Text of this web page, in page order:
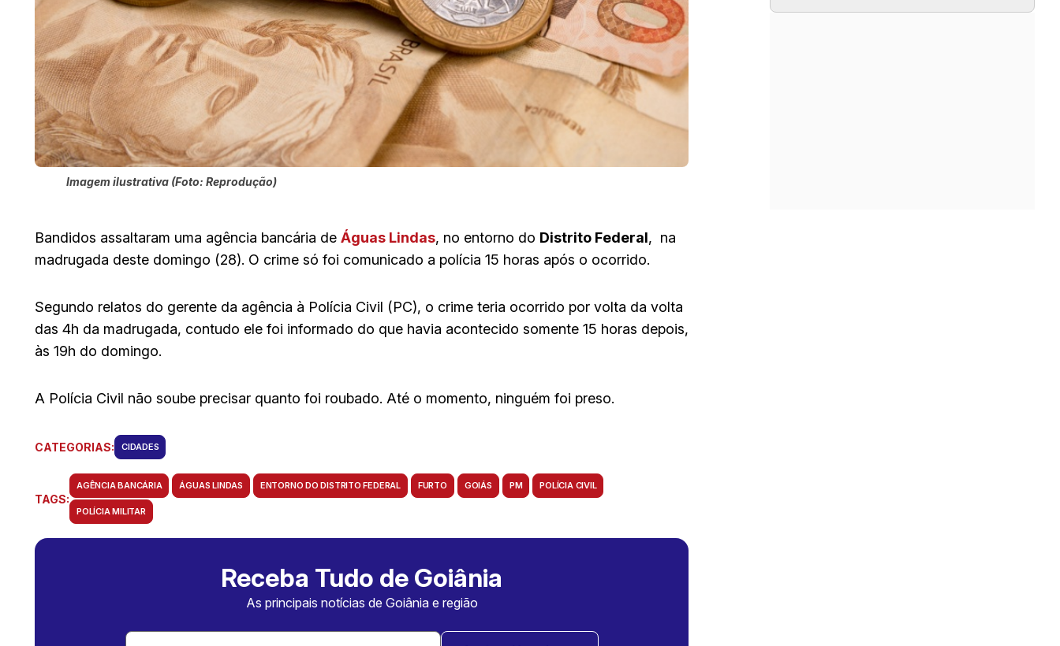
Imagem ilustrativa (Foto: Reprodução)
Bandidos assaltaram uma agência bancária de Águas Lindas, no entorno do Distrito Federal, na
madrugada deste domingo (28). O crime só foi comunicado a polícia 15 horas após o ocorrido.
Segundo relatos do gerente da agência à Polícia Civil (PC), o crime teria ocorrido por volta da volta
das 4h da madrugada, contudo ele foi informado do que havia acontecido somente 15 horas depois,
às 19h do domingo.
A Polícia Civil não soube precisar quanto foi roubado. Até o momento, ninguém foi preso.
CATEGORIAS: CIDADES
TAGS:
AGÊNCIA BANCÁRIA ÁGUAS LINDAS ENTORNO DO DISTRITO FEDERAL FURTO GOIÁS PM POLÍCIA CIVIL
POLÍCIA MILITAR
Receba Tudo de Goiânia
As principais notícias de Goiânia e região